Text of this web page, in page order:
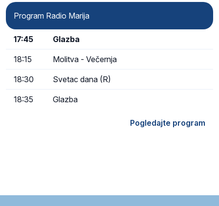
Program Radio Marija
17:45 Glazba
18:15 Molitva - Večernja
18:30 Svetac dana (R)
18:35 Glazba
Pogledajte program